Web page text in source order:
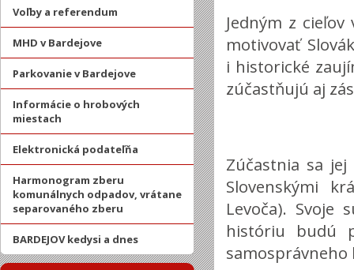
Voľby a referendum
MHD v Bardejove
Parkovanie v Bardejove
Informácie o hrobových
miestach
Elektronická podateľňa
Harmonogram zberu
komunálnych odpadov, vrátane
separovaného zberu
BARDEJOV kedysi a dnes
Jedným z
motivovať
i historické
zúčastňujú aj
Zúčastnia sa
Slovenskými
Levoča).
históriu budú
samosprávneho